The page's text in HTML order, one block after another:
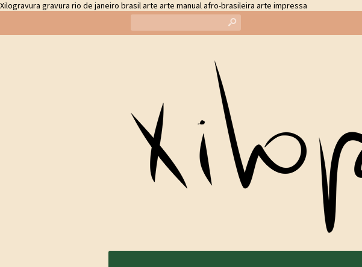
Xilogravura gravura rio de janeiro brasil arte arte manual afro-brasileira arte impressa
s